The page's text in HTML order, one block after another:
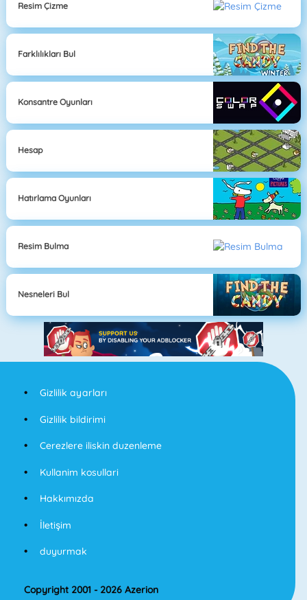
Resim Çizme
Farklılıkları Bul
Konsantre Oyunları
Hesap
Hatırlama Oyunları
Resim Bulma
Nesneleri Bul
Gizlilik ayarları
Gizlilik bildirimi
Cerezlere iliskin duzenleme
Kullanim kosullari
Hakkımızda
İletişim
duyurmak
Copyright 2001 - 2026 Azerion